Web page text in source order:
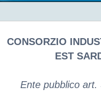
CONSORZIO
EST
Ente pubblico